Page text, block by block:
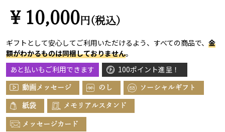
￥10,000 円(税込)
ギフトとして安心してご利用いただけるよう、すべての商品で、 金
額がわかるものは同梱しておりません。
あと払いもご利用できます
100ポイント進呈！
動画メッセージ のし ソーシャルギフト
紙袋 メモリアルスタンド
メッセージカード